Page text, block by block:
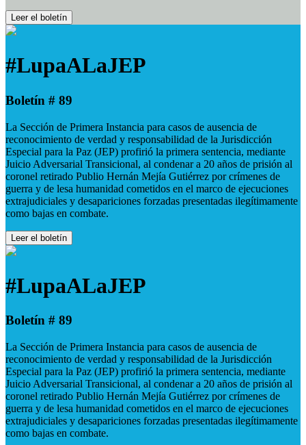
Leer el boletín
#LupaALaJEP
Boletín # 89
La Sección de Primera Instancia para casos de ausencia de
reconocimiento de verdad y responsabilidad de la Jurisdicción
Especial para la Paz (JEP) profirió la primera sentencia, mediante
Juicio Adversarial Transicional, al condenar a 20 años de prisión al
coronel retirado Publio Hernán Mejía Gutiérrez por crímenes de
guerra y de lesa humanidad cometidos en el marco de ejecuciones
extrajudiciales y desapariciones forzadas presentadas ilegítimamente
como bajas en combate.
Leer el boletín
#LupaALaJEP
Boletín # 89
La Sección de Primera Instancia para casos de ausencia de
reconocimiento de verdad y responsabilidad de la Jurisdicción
Especial para la Paz (JEP) profirió la primera sentencia, mediante
Juicio Adversarial Transicional, al condenar a 20 años de prisión al
coronel retirado Publio Hernán Mejía Gutiérrez por crímenes de
guerra y de lesa humanidad cometidos en el marco de ejecuciones
extrajudiciales y desapariciones forzadas presentadas ilegítimamente
como bajas en combate.